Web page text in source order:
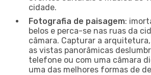
cidade.
Fotografia de paisagem:
belos e perca-se nas ruas da
câmara. Capturar a
as vistas panorâmicas
telefone ou com uma câmara
uma das melhores formas de